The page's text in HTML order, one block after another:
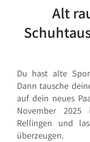
Alt
Du hast alte
Dann tausche
auf dein neues
November
Rellingen und
überzeugen.